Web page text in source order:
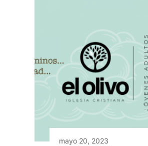
mayo 20, 2023